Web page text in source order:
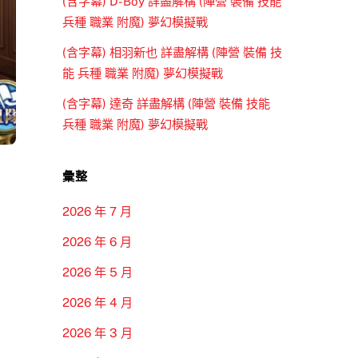
兵種 職業 附魔) 夢幻模擬戰
(含字幕) 相羽新也 詳盡解構 (陣營 裝備 技
能 兵種 職業 附魔) 夢幻模擬戰
(含字幕) 達奇 詳盡解構 (陣營 裝備 技能
兵種 職業 附魔) 夢幻模擬戰
彙整
2026 年 7 月
2026 年 6 月
2026 年 5 月
2026 年 4 月
2026 年 3 月